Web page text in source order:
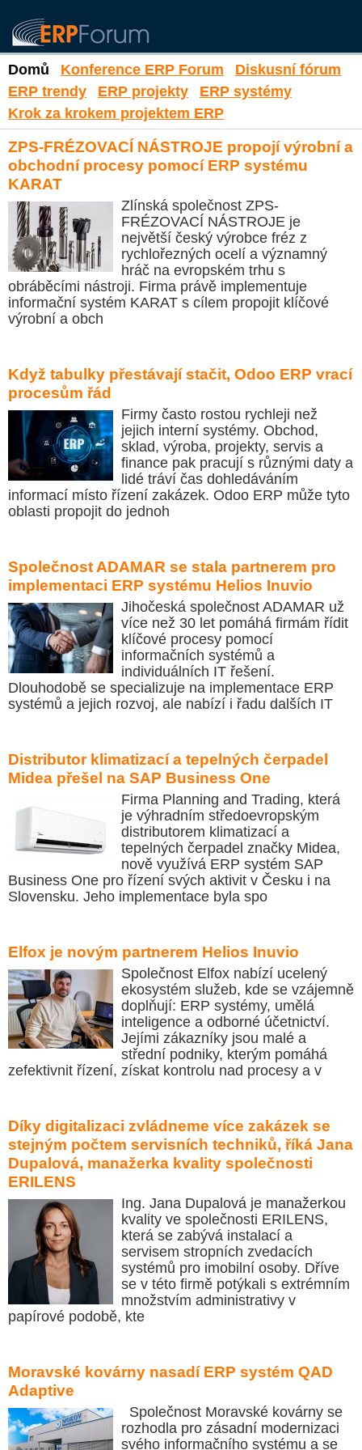
Domů Konference ERP Forum
Diskusní fórum
ERP trendy
ERP projekty
ERP systémy
Krok za krokem projektem ERP
ZPS-FRÉZOVACÍ NÁSTROJE propojí výrobní a
obchodní procesy pomocí ERP systému
KARAT
Zlínská společnost ZPS-
FRÉZOVACÍ NÁSTROJE je
největší český výrobce fréz z
rychlořezných ocelí a významný
hráč na evropském trhu s
obráběcími nástroji. Firma právě implementuje
informační systém KARAT s cílem propojit klíčové
výrobní a obch
Když tabulky přestávají stačit, Odoo ERP vrací
procesům řád
Firmy často rostou rychleji než
jejich interní systémy. Obchod,
sklad, výroba, projekty, servis a
finance pak pracují s různými daty a
lidé tráví čas dohledáváním
informací místo řízení zakázek. Odoo ERP může tyto
oblasti propojit do jednoh
Společnost ADAMAR se stala partnerem pro
implementaci ERP systému Helios Inuvio
Jihočeská společnost ADAMAR už
více než 30 let pomáhá firmám řídit
klíčové procesy pomocí
informačních systémů a
individuálních IT řešení.
Dlouhodobě se specializuje na implementace ERP
systémů a jejich rozvoj, ale nabízí i řadu dalších IT
Distributor klimatizací a tepelných čerpadel
Midea přešel na SAP Business One
Firma Planning and Trading, která
je výhradním středoevropským
distributorem klimatizací a
tepelných čerpadel značky Midea,
nově využívá ERP systém SAP
Business One pro řízení svých aktivit v Česku i na
Slovensku. Jeho implementace byla spo
Elfox je novým partnerem Helios Inuvio
Společnost Elfox nabízí ucelený
ekosystém služeb, kde se vzájemně
doplňují: ERP systémy, umělá
inteligence a odborné účetnictví.
Jejími zákazníky jsou malé a
střední podniky, kterým pomáhá
zefektivnit řízení, získat kontrolu nad procesy a v
Díky digitalizaci zvládneme více zakázek se
stejným počtem servisních techniků, říká Jana
Dupalová, manažerka kvality společnosti
ERILENS
Ing. Jana Dupalová je manažerkou
kvality ve společnosti ERILENS,
která se zabývá instalací a
servisem stropních zvedacích
systémů pro imobilní osoby. Dříve
se v této firmě potýkali s extrémním
množstvím administrativy v
papírové podobě, kte
Moravské kovárny nasadí ERP systém QAD
Adaptive
Společnost Moravské kovárny se
rozhodla pro zásadní modernizaci
svého informačního systému a se